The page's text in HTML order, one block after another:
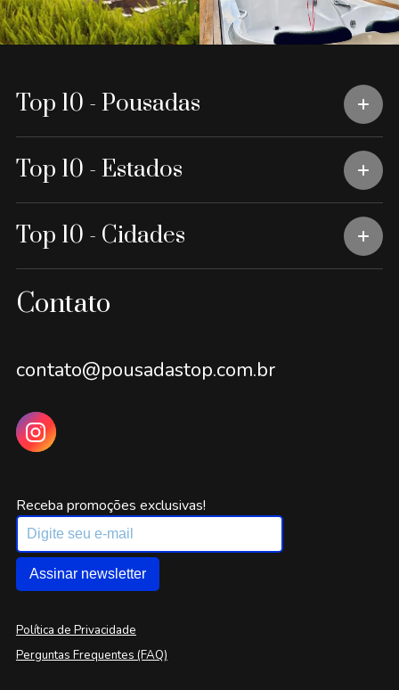
Top 10 - Pousadas
Top 10 - Estados
Top 10 - Cidades
Contato
contato@pousadastop.com.br
Receba promoções exclusivas!
Assinar newsletter
Política de Privacidade
Perguntas Frequentes (FAQ)